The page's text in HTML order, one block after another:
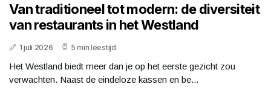
Van traditioneel tot modern: de diversiteit
van restaurants in het Westland
1 juli 2026 5 min leestijd
Het Westland biedt meer dan je op het eerste gezicht zou
verwachten. Naast de eindeloze kassen en be...